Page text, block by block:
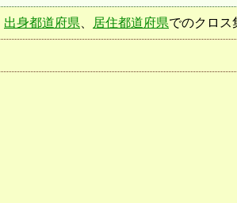
出身都道府県 居住都道府県でのクロス